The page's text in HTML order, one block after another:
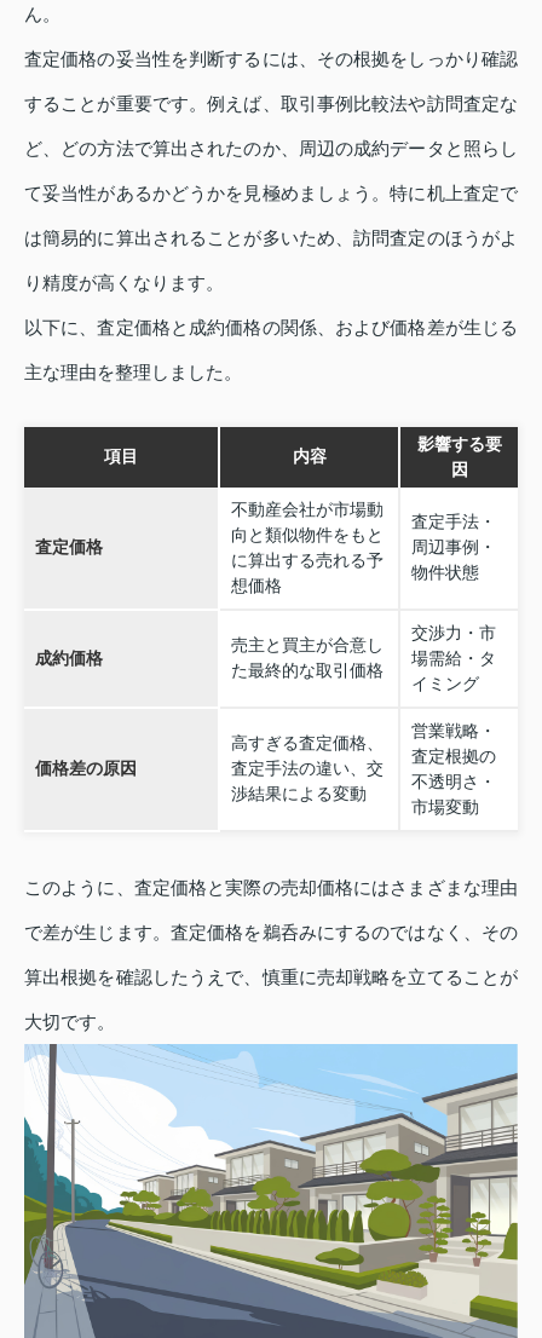
ん。
査定価格の妥当性を判断するには、その根拠をしっかり確認
することが重要です。例えば、取引事例比較法や訪問査定な
ど、どの方法で算出されたのか、周辺の成約データと照らし
て妥当性があるかどうかを見極めましょう。特に机上査定で
は簡易的に算出されることが多いため、訪問査定のほうがよ
り精度が高くなります。
以下に、査定価格と成約価格の関係、および価格差が生じる
主な理由を整理しました。
項目 内容
影響する要
因
査定価格
不動産会社が市場動
向と類似物件をもと
に算出する売れる予
想価格
査定手法・
周辺事例・
物件状態
成約価格
売主と買主が合意し
た最終的な取引価格
交渉力・市
場需給・タ
イミング
価格差の原因
高すぎる査定価格、
査定手法の違い、交
渉結果による変動
営業戦略・
査定根拠の
不透明さ・
市場変動
このように、査定価格と実際の売却価格にはさまざまな理由
で差が生じます。査定価格を鵜呑みにするのではなく、その
算出根拠を確認したうえで、慎重に売却戦略を立てることが
大切です。